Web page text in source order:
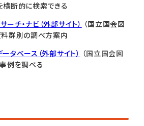
横断的に検索できる
チ・ナビ（外部サイト） （国立国会図
料群別の調べ方案内
タベース（外部サイト） （国立国会図
例を調べる